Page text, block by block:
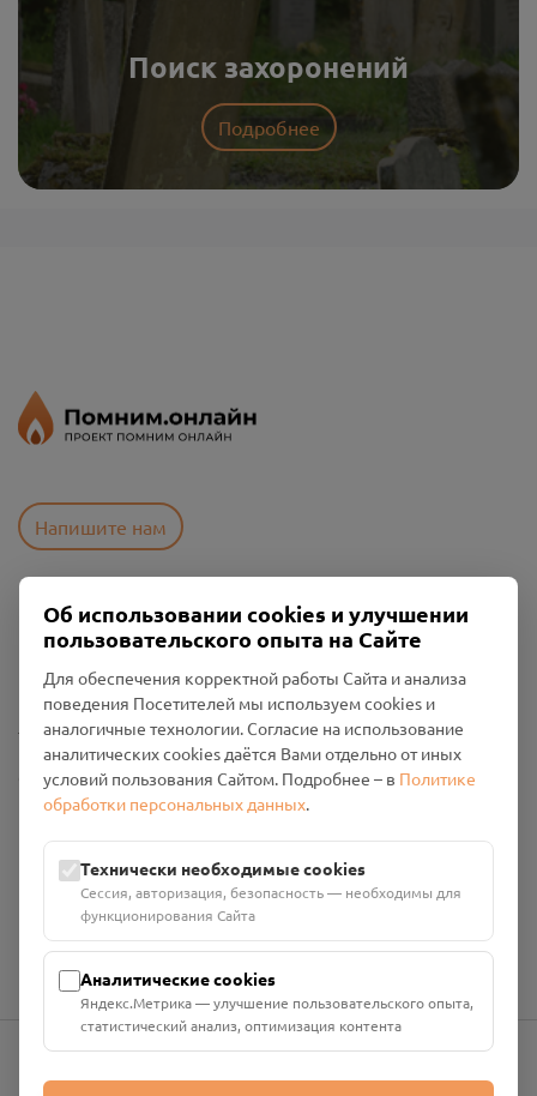
Поиск захоронений
Подробнее
Напишите нам
Пользовательское соглашение
Политика конфиденциальности
Промо-материалы
Настройки cookies
Общество с ограниченной ответственностью «Смоленский
Проект Помним»
Юридический адрес: 216790, Смоленская область, р-н
Руднянский, г. Рудня, улица Западная, д. 26А, пом. 18
Номер счёта: 40702810901130004287 в АО "АЛЬФА-БАНК"
Кор. счёт: 30101810200000000593
info@pomnim.online
Об использовании cookies и улучшении
пользовательского опыта на Сайте
Для обеспечения корректной работы Сайта и анализа
поведения Посетителей мы используем cookies и
аналогичные технологии. Согласие на использование
аналитических cookies даётся Вами отдельно от иных
условий пользования Сайтом. Подробнее – в Политике
обработки персональных данных.
Технически необходимые cookies
Сессия, авторизация, безопасность — необходимы для
функционирования Сайта
Аналитические cookies
Яндекс.Метрика — улучшение пользовательского опыта,
статистический анализ, оптимизация контента